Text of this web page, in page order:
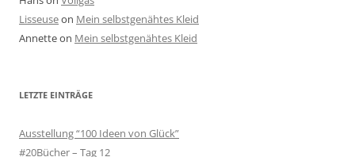
Lisseuseon Mein selbstgenähtes Kleid
Annetteon Mein selbstgenähtes Kleid
LETZTE EINTRÄGE
Ausstellung “100 Ideen von Glück”
#20Bücher – Tag 12